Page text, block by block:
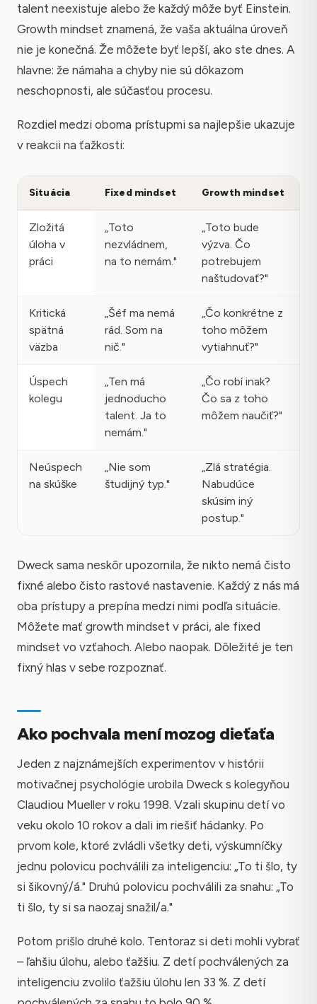
talent neexistuje alebo že každý môže byť Einstein.
Growth mindset znamená, že vaša aktuálna úroveň
nie je konečná. Že môžete byť lepší, ako ste dnes. A
hlavne: že námaha a chyby nie sú dôkazom
neschopnosti, ale súčasťou procesu.
Rozdiel medzi oboma prístupmi sa najlepšie ukazuje
v reakcii na ťažkosti:
Situácia Fixed mindset Growth mindset
Zložitá
úloha v
práci
„Toto
nezvládnem,
na to nemám."
„Toto bude
výzva. Čo
potrebujem
naštudovať?"
Kritická
spätná
väzba
„Šéf ma nemá
rád. Som na
nič."
„Čo konkrétne z
toho môžem
vytiahnuť?"
Úspech
kolegu
„Ten má
jednoducho
talent. Ja to
nemám."
„Čo robí inak?
Čo sa z toho
môžem naučiť?"
Neúspech
na skúške
„Nie som
študijný typ."
„Zlá stratégia.
Nabudúce
skúsim iný
postup."
Dweck sama neskôr upozornila, že nikto nemá čisto
fixné alebo čisto rastové nastavenie. Každý z nás má
oba prístupy a prepína medzi nimi podľa situácie.
Môžete mať growth mindset v práci, ale fixed
mindset vo vzťahoch. Alebo naopak. Dôležité je ten
fixný hlas v sebe rozpoznať.
Ako pochvala mení mozog dieťaťa
Jeden z najznámejších experimentov v histórii
motivačnej psychológie urobila Dweck s kolegyňou
Claudiou Mueller v roku 1998. Vzali skupinu detí vo
veku okolo 10 rokov a dali im riešiť hádanky. Po
prvom kole, ktoré zvládli všetky deti, výskumníčky
jednu polovicu pochválili za inteligenciu: „To ti šlo, ty
si šikovný/á." Druhú polovicu pochválili za snahu: „To
ti šlo, ty si sa naozaj snažil/a."
Potom prišlo druhé kolo. Tentoraz si deti mohli vybrať
– ľahšiu úlohu, alebo ťažšiu. Z detí pochválených za
inteligenciu zvolilo ťažšiu úlohu len 33 %. Z detí